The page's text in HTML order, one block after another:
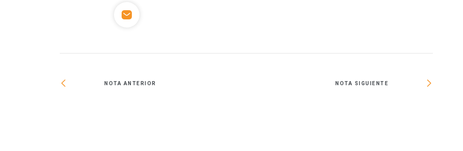
NOTA ANTERIOR NOTA SIGUIENTE